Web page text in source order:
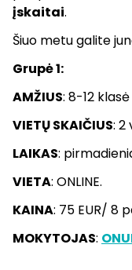
įskaitai.
Šiuo metu galite
Grupė 1:
AMŽIUS: 8-12 klasė
VIETŲ SKAIČIUS: 2
LAIKAS:
VIETA: ONLINE.
KAINA: 75 EUR/ 8
MOKYTOJAS: